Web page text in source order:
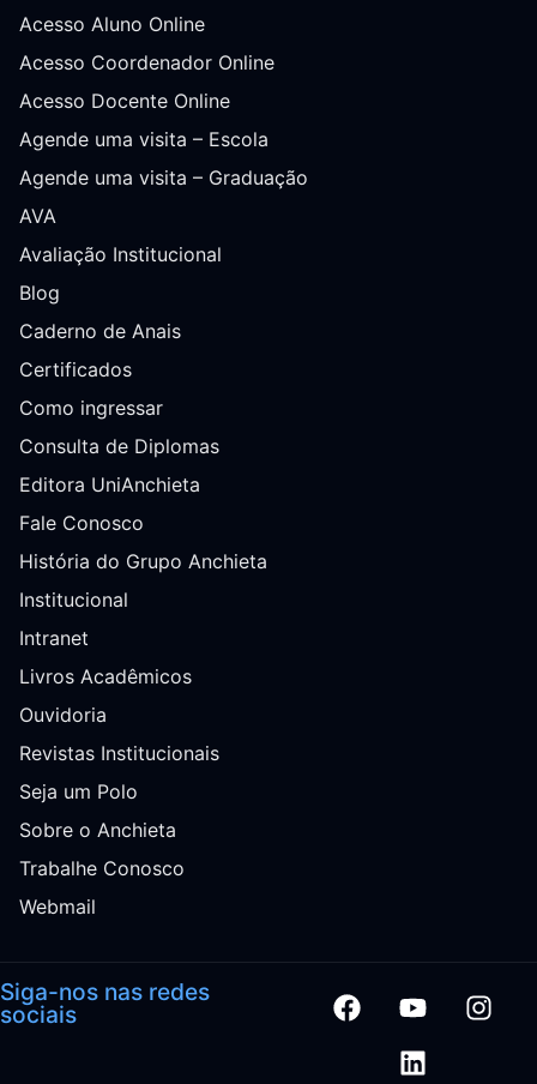
Acesso Aluno Online
Acesso Coordenador Online
Acesso Docente Online
Agende uma visita – Escola
Agende uma visita – Graduação
AVA
Avaliação Institucional
Blog
Caderno de Anais
Certificados
Como ingressar
Consulta de Diplomas
Editora UniAnchieta
Fale Conosco
História do Grupo Anchieta
Institucional
Intranet
Livros Acadêmicos
Ouvidoria
Revistas Institucionais
Seja um Polo
Sobre o Anchieta
Trabalhe Conosco
Webmail
Siga-nos nas redes
sociais